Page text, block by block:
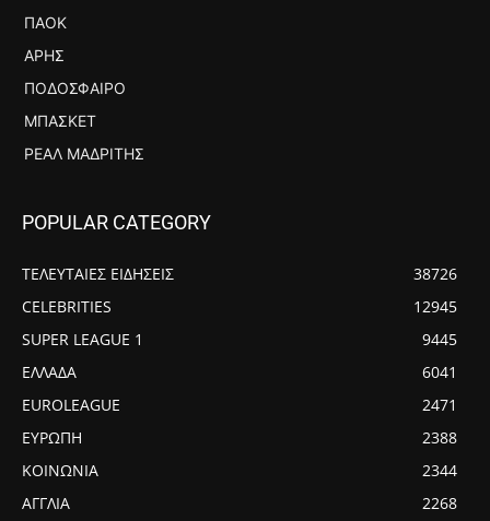
ΠΑΟΚ
ΆΡΗΣ
ΠΟΔΌΣΦΑΙΡΟ
ΜΠΆΣΚΕΤ
ΡΕΆΛ ΜΑΔΡΊΤΗΣ
POPULAR CATEGORY
ΤΕΛΕΥΤΑΙΕΣ ΕΙΔΗΣΕΙΣ
38726
CELEBRITIES
12945
SUPER LEAGUE 1
9445
ΕΛΛΑΔΑ
6041
EUROLEAGUE
2471
ΕΥΡΩΠΗ
2388
ΚΟΙΝΩΝΙΑ
2344
ΑΓΓΛΙΑ
2268